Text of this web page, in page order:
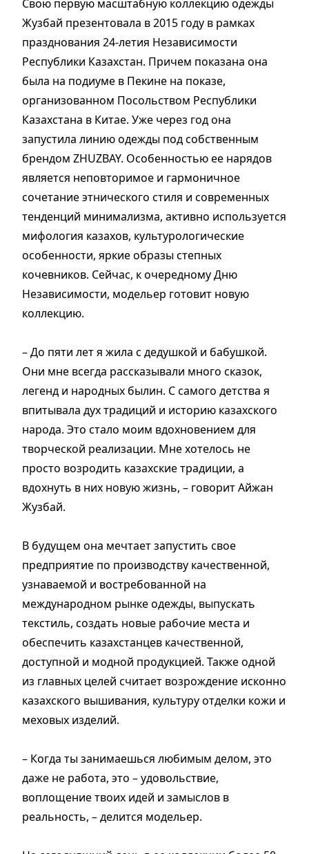
Свою первую масштабную коллекцию одежды
Жузбай презентовала в 2015 году в рамках
празднования 24-летия Независимости
Республики Казахстан. Причем показана она
была на подиуме в Пекине на показе,
организованном Посольством Республики
Казахстана в Китае. Уже через год она
запустила линию одежды под собственным
брендом ZHUZBAY. Особенностью ее нарядов
является неповторимое и гармоничное
сочетание этнического стиля и современных
тенденций минимализма, активно используется
мифология казахов, культурологические
особенности, яркие образы степных
кочевников. Сейчас, к очередному Дню
Независимости, модельер готовит новую
коллекцию.
– До пяти лет я жила с дедушкой и бабушкой.
Они мне всегда рассказывали много сказок,
легенд и народных былин. С самого детства я
впитывала дух традиций и историю казахского
народа. Это стало моим вдохновением для
творческой реализации. Мне хотелось не
просто возродить казахские традиции, а
вдохнуть в них новую жизнь, – говорит Айжан
Жузбай.
В будущем она мечтает запустить свое
предприятие по производству качественной,
узнаваемой и востребованной на
международном рынке одежды, выпускать
текстиль, создать новые рабочие места и
обеспечить казахстанцев качественной,
доступной и модной продукцией. Также одной
из главных целей считает возрождение исконно
казахского вышивания, культуру отделки кожи и
меховых изделий.
– Когда ты занимаешься любимым делом, это
даже не работа, это – удовольствие,
воплощение твоих идей и замыслов в
реальность, – делится модельер.